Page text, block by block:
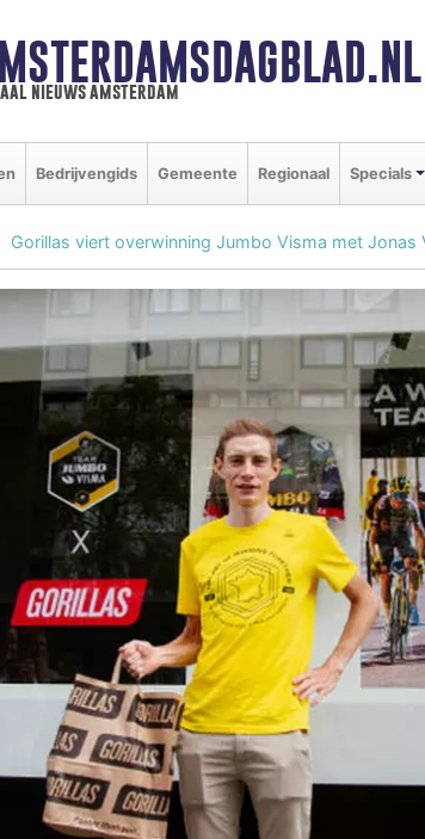
nieuws amsterdam
Bedrijvengids Gemeente Regionaal Specials
Gorillas viert overwinning Jumbo Visma met Jonas